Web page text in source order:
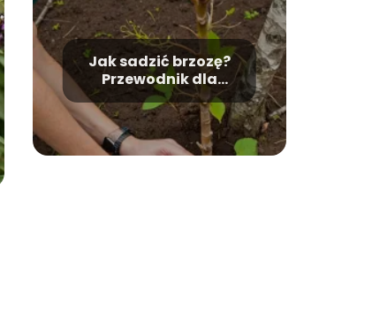
Jak sadzić brzozę?
Przewodnik dla
początkujących.